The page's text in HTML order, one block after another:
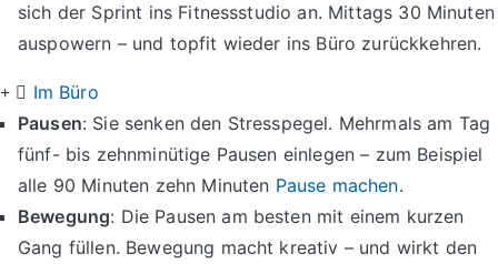
sich der Sprint ins Fitnessstudio an. Mittags 30 Minuten
auspowern – und topfit wieder ins Büro zurückkehren.
Im Büro
Pausen: Sie senken den Stresspegel. Mehrmals am Tag
fünf- bis zehnminütige Pausen einlegen – zum Beispiel
alle 90 Minuten zehn Minuten Pause machen.
Bewegung: Die Pausen am besten mit einem kurzen
Gang füllen. Bewegung macht kreativ – und wirkt den